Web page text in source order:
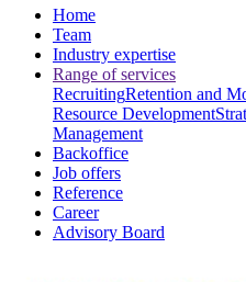
Home
Team
Industry expertise
Range of services
RecruitingRetention and
Resource Development
Management
Backoffice
Job offers
Reference
Career
Advisory Board